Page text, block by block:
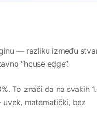
— razliku između
“house edge”.
To znači da na svakih
matematički, bez